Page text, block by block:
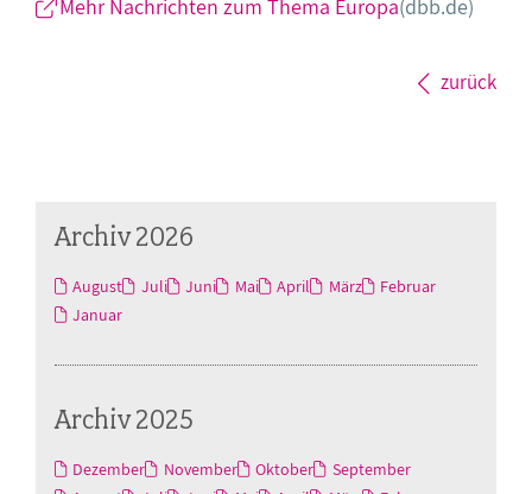
Mehr Nachrichten zum Thema Europa(dbb.de)
zurück
Archiv 2026
August Juli Juni Mai April März
Februar
Januar
Archiv 2025
Dezember November Oktober
September